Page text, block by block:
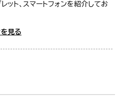
ット、スマートフォンを紹介してお
見る